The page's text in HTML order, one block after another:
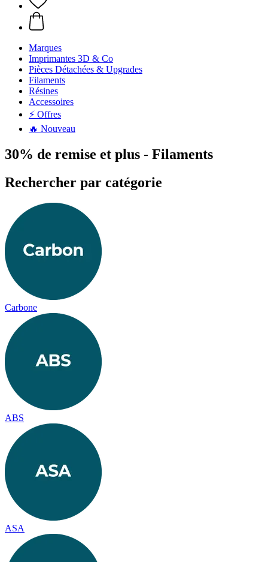
Marques
Imprimantes 3D & Co
Pièces Détachées & Upgrades
Filaments
Résines
Accessoires
⚡ Offres
🔥 Nouveau
30% de remise et plus - Filaments
Rechercher par catégorie
Carbone
ABS
ASA